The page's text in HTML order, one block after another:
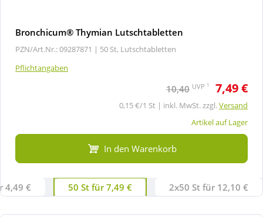
Bronchicum® Thymian Lutschtabletten
PZN/Art.Nr.: 09287871 | 50 St, Lutschtabletten
Pflichtangaben
10,40 UVP 1 7,49 €
0,15 €/1 St | inkl. MwSt. zzgl.Versand
Artikel auf Lager
In den Warenkorb
4,49 € 50 St für 7,49 € 2x50 St für 12,10 €